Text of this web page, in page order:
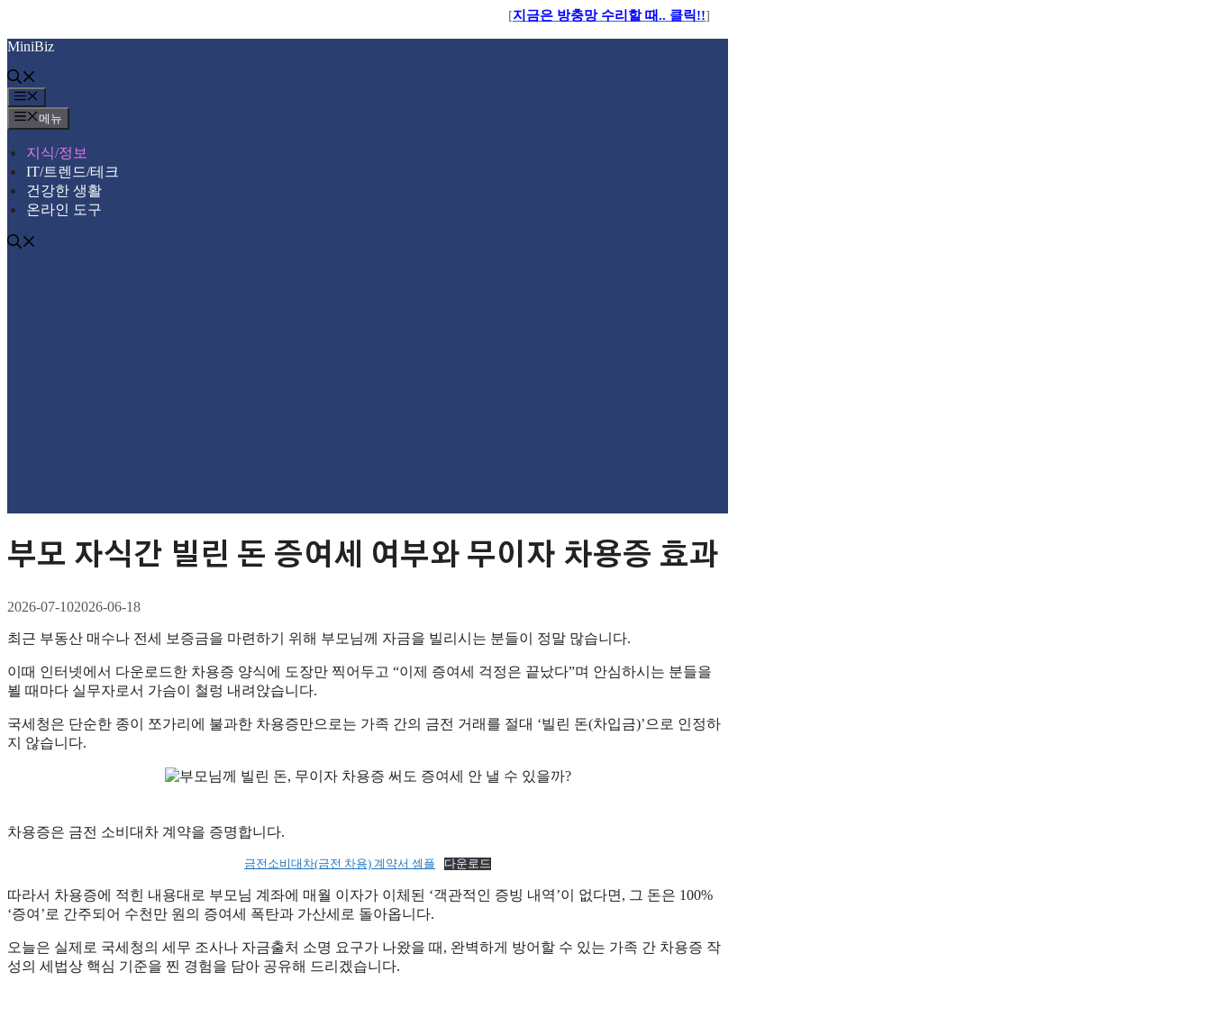
[지금은 방충망 수리할 때.. 클릭!!]
컨
텐
츠
로
건
너
뛰
기
MiniBiz
뉴
메뉴
지식/정보
IT/트렌드/테크
건강한 생활
온라인 도구
부모 자식간 빌린 돈 증여세 여부와 무이자 차용증 효과
2026-07-102026-06-18
최근 부동산 매수나 전세 보증금을 마련하기 위해 부모님께 자금을 빌리시는 분들이 정말 많습니다.
이때 인터넷에서 다운로드한 차용증 양식에 도장만 찍어두고 “이제 증여세 걱정은 끝났다”며 안심하시는 분들을
뵐 때마다 실무자로서 가슴이 철렁 내려앉습니다.
국세청은 단순한 종이 쪼가리에 불과한 차용증만으로는 가족 간의 금전 거래를 절대 ‘빌린 돈(차입금)’으로 인정하
지 않습니다.
차용증은 금전 소비대차 계약을 증명합니다.
금전소비대차(금전 차용) 계약서 셈플 다운로드
​따라서 차용증에 적힌 내용대로 부모님 계좌에 매월 이자가 이체된 ‘객관적인 증빙 내역’이 없다면, 그 돈은 100%
‘증여’로 간주되어 수천만 원의 증여세 폭탄과 가산세로 돌아옵니다.
​오늘은 실제로 국세청의 세무 조사나 자금출처 소명 요구가 나왔을 때, 완벽하게 방어할 수 있는 가족 간 차용증 작
성의 세법상 핵심 기준을 찐 경험을 담아 공유해 드리겠습니다.